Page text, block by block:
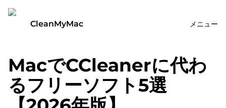
CleanMyMac メニュー
MacでCCleanerに代わ
るフリーソフト5選